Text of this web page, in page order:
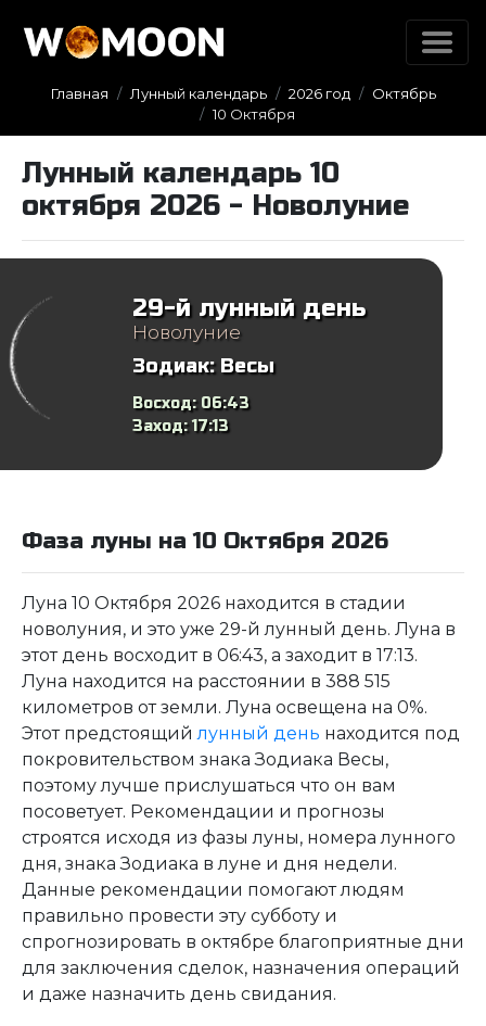
Главная Лунный календарь 2026 год
Октябрь
10 Октября
Лунный календарь 10
октября 2026 - Новолуние
29-й лунный день
Новолуние
Зодиак: Весы
Восход: 06:43
Заход:17:13
Фаза луны на 10 Октября 2026
Луна 10 Октября 2026 находится в стадии
новолуния, и это уже 29-й лунный день. Луна в
этот день восходит в 06:43, а заходит в 17:13.
Луна находится на расстоянии в 388 515
километров от земли. Луна освещена на 0%.
Этот предстоящийлунный день находится под
покровительством знака Зодиака Весы,
поэтому лучше прислушаться что он вам
посоветует. Рекомендации и прогнозы
строятся исходя из фазы луны, номера лунного
дня, знака Зодиака в луне и дня недели.
Данные рекомендации помогают людям
правильно провести эту субботу и
спрогнозировать в октябре благоприятные дни
для заключения сделок, назначения операций
и даже назначить день свидания.